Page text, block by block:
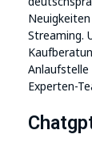
Streaming.
Experten-